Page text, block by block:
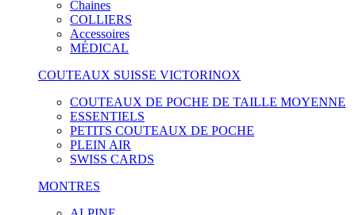
Chaines
COLLIERS
Accessoires
MÉDICAL
COUTEAUX SUISSE VICTORINOX
COUTEAUX DE POCHE DE TAILLE MOYENNE
ESSENTIELS
PETITS COUTEAUX DE POCHE
PLEIN AIR
SWISS CARDS
MONTRES